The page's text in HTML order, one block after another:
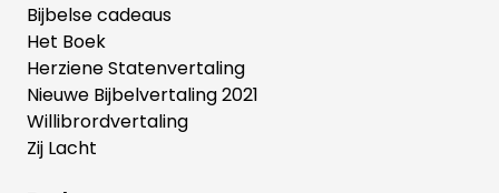
Bijbelse cadeaus
Het Boek
Herziene Statenvertaling
Nieuwe Bijbelvertaling 2021
Willibrordvertaling
Zij Lacht